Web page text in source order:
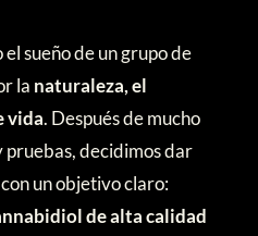
sueño de un grupo de
la naturaleza, el
vida. Después de mucho
decidimos dar
un objetivo claro:
de alta calidad